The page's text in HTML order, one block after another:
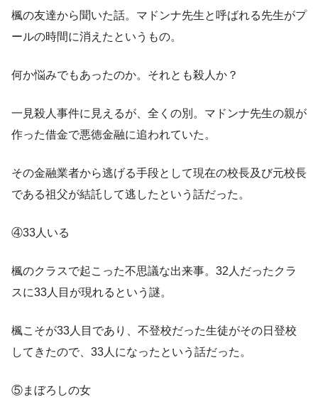
楓の友達から聞いた話。マドンナ先生と呼ばれる先生がプ
ールの時間に消えたというもの。
何か悩みでもあったのか。それとも殺人か？
一見殺人事件に見えるが、全くの別。マドンナ先生の親が
作った借金で悪徳金融に追われていた。
その金融業者から逃げる手段として現在の校長及び元校長
である祖父が結託して逃したという話だった。
④33人いる
楓のクラスで起こった不思議な出来事。32人だったクラ
スに33人目が現れるという謎。
楓こそが33人目であり、不登校だった生徒がその日登校
してきたので、33人になったという話だった。
⑤まぼろしの女